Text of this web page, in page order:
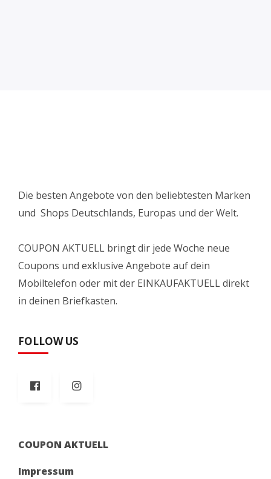
Die besten Angebote von den beliebtesten Marken
und Shops Deutschlands, Europas und der Welt.
COUPON AKTUELL bringt dir jede Woche neue
Coupons und exklusive Angebote auf dein
Mobiltelefon oder mit der EINKAUFAKTUELL direkt
in deinen Briefkasten.
FOLLOW US
COUPON AKTUELL
Impressum